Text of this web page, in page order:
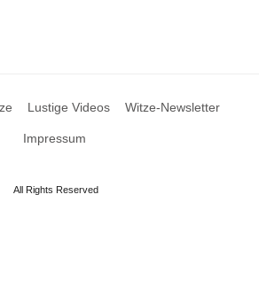
Lustige Videos Witze-Newsletter
Impressum
All Rights Reserved